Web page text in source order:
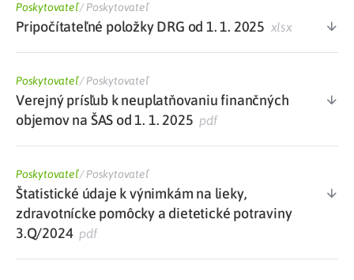
Poskytovateľ/Poskytovateľ
Pripočítateľné položky DRG od 1. 1. 2025 xlsx
Poskytovateľ/Poskytovateľ
Verejný prísľub k neuplatňovaniu finančných
objemov na ŠAS od 1. 1. 2025 pdf
Poskytovateľ/Poskytovateľ
Štatistické údaje k výnimkám na lieky,
zdravotnícke pomôcky a dietetické potraviny
3.Q/2024pdf